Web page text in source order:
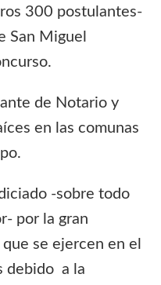
300 postulantes-
San Miguel
de Notario y
en las comunas
-sobre todo
por la gran
se ejercen en el
debido a la